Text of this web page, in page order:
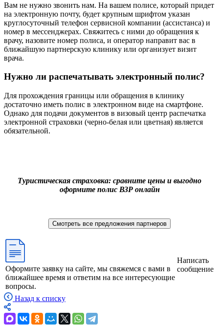
Вам не нужно звонить нам. На вашем полисе, который придет
на электронную почту, будет крупным шрифтом указан
круглосуточный телефон сервисной компании (ассистанса) и
номер в мессенджерах. Свяжитесь с ними до обращения к
врачу, назовите номер полиса, и оператор направит вас в
ближайшую партнерскую клинику или организует визит
врача.
Нужно ли распечатывать электронный полис?
Для прохождения границы или обращения в клинику
достаточно иметь полис в электронном виде на смартфоне.
Однако для подачи документов в визовый центр распечатка
электронной страховки (черно-белая или цветная) является
обязательной.
Туристическая страховка: сравните цены и выгодно
оформите полис ВЗР онлайн
Смотреть все предложения партнеров
Оформите заявку на сайте, мы свяжемся с вами в
ближайшее время и ответим на все интересующие
вопросы.
Написать
сообщение
Назад к списку